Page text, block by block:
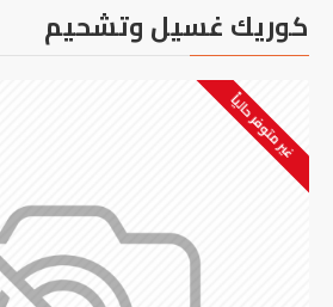
كوريك غسيل وتشحيم
غير متوفر حالياً